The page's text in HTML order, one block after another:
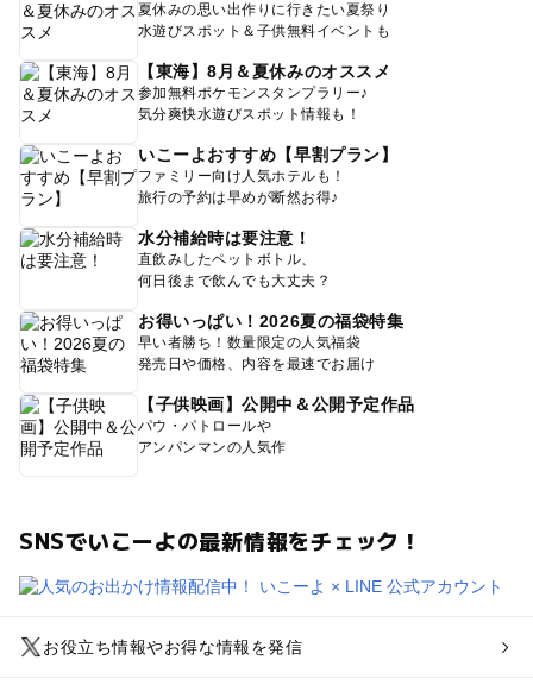
夏休みの思い出作りに行きたい夏祭り
水遊びスポット＆子供無料イベントも
【東海】8月＆夏休みのオススメ
参加無料ポケモンスタンプラリー♪
気分爽快水遊びスポット情報も！
いこーよおすすめ【早割プラン】
ファミリー向け人気ホテルも！
旅行の予約は早めが断然お得♪
水分補給時は要注意！
直飲みしたペットボトル、
何日後まで飲んでも大丈夫？
お得いっぱい！2026夏の福袋特集
早い者勝ち！数量限定の人気福袋
発売日や価格、内容を最速でお届け
【子供映画】公開中＆公開予定作品
パウ・パトロールや
アンパンマンの人気作
SNSでいこーよの最新情報をチェック！
お役立ち情報やお得な情報を発信